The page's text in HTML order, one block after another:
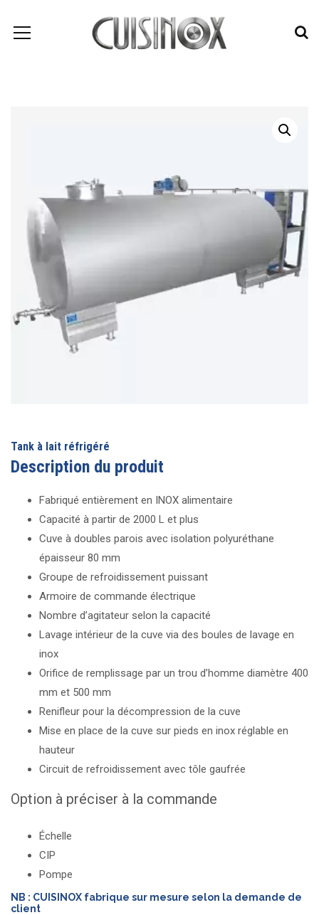
Tank à lait réfrigéré
Description du produit
Fabriqué entièrement en INOX alimentaire
Capacité à partir de 2000 L et plus
Cuve à doubles parois avec isolation polyuréthane
épaisseur 80 mm
Groupe de refroidissement puissant
Armoire de commande électrique
Nombre d’agitateur selon la capacité
Lavage intérieur de la cuve via des boules de lavage en
inox
Orifice de remplissage par un trou d’homme diamètre 400
mm et 500 mm
Renifleur pour la décompression de la cuve
Mise en place de la cuve sur pieds en inox réglable en
hauteur
Circuit de refroidissement avec tôle gaufrée
Option à préciser à la commande
Échelle
CIP
Pompe
NB : CUISINOX fabrique sur mesure selon la demande de
client